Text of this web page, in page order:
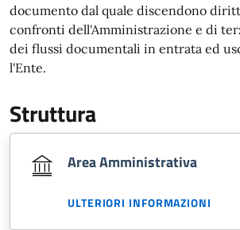
documento dal quale discendono
confronti dell'Amministrazione e di
dei flussi documentali in entrata ed
l'Ente.
Struttura
Area Amministrativa
ULTERIORI INFORMAZIONI